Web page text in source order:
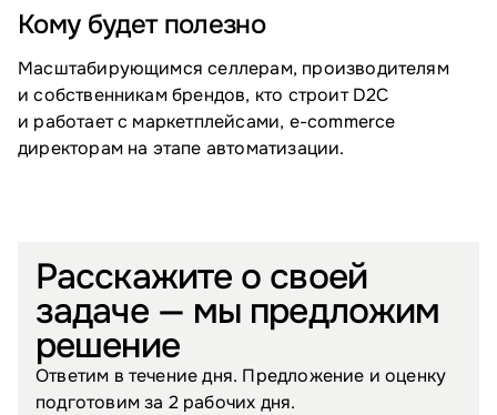
Кому будет полезно
Масштабирующимся селлерам, производителям
и собственникам брендов, кто строит D2C
и работает с маркетплейсами, e-commerce
директорам на этапе автоматизации.
Расскажите о своей
задаче — мы предложим
решение
Ответим в течение дня. Предложение и оценку
подготовим за 2 рабочих дня.